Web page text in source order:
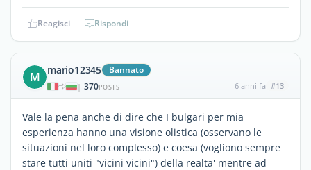
Reagisci Rispondi
M mario12345 Bannato
| 370POSTS 6 anni fa #13
Vale la pena anche di dire che I bulgari per mia
esperienza hanno una visione olistica (osservano le
situazioni nel loro complesso) e coesa (vogliono sempre
stare tutti uniti "vicini vicini") della realta' mentre ad